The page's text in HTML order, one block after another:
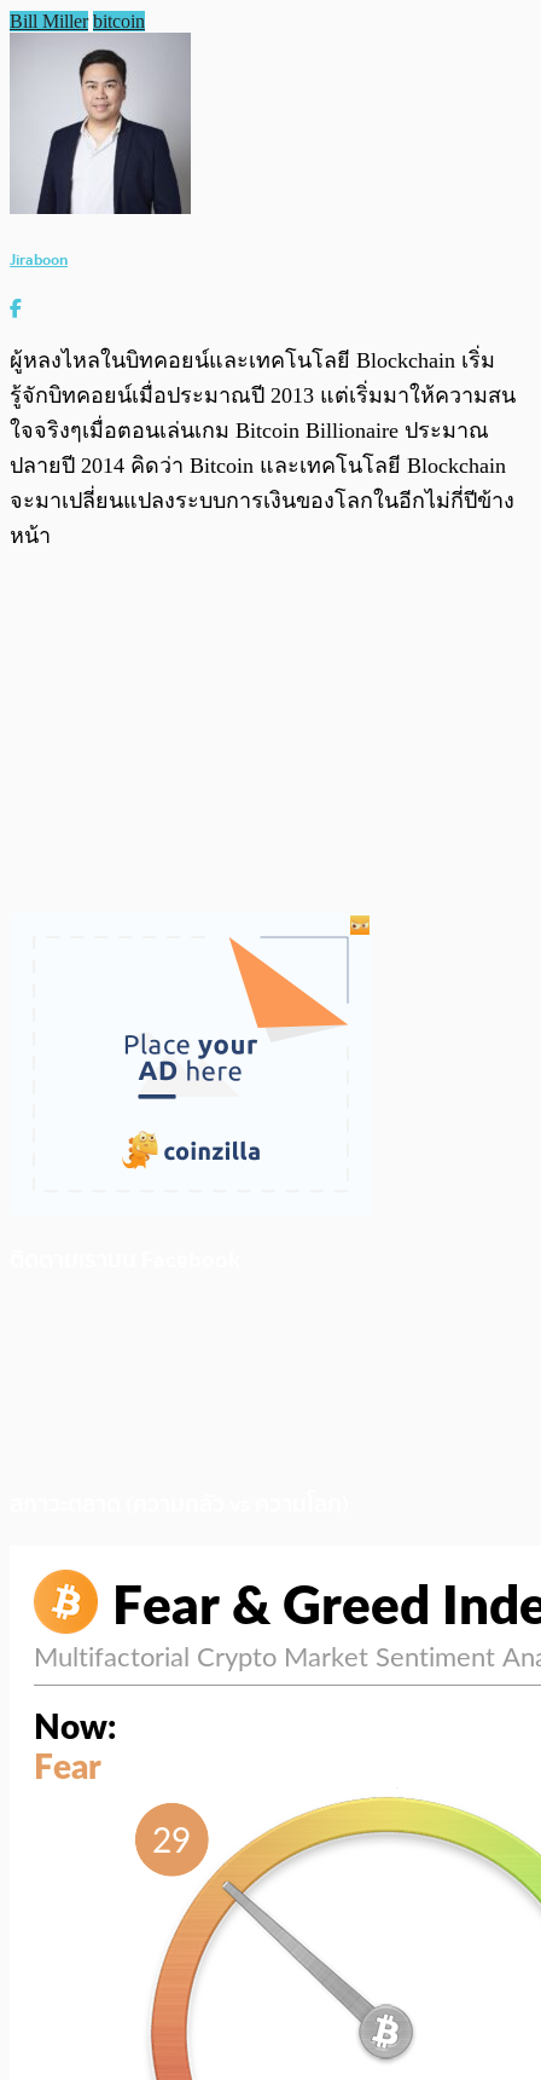
Bill Miller bitcoin
Jiraboon
ผู้หลงไหลในบิทคอยน์และเทคโนโลยี Blockchain เริ่ม
รู้จักบิทคอยน์เมื่อประมาณปี 2013 แต่เริ่มมาให้ความสน
ใจจริงๆเมื่อตอนเล่นเกม Bitcoin Billionaire ประมาณ
ปลายปี 2014 คิดว่า Bitcoin และเทคโนโลยี Blockchain
จะมาเปลี่ยนแปลงระบบการเงินของโลกในอีกไม่กี่ปีข้าง
หน้า